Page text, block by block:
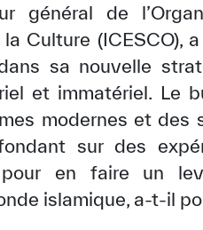
général de
Culture (ICESCO),
sa nouvelle
et immatériel.
modernes et
sur des
en faire un
islamique, a-t-il